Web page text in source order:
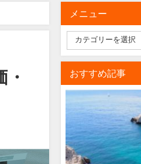
メニュー
おすすめ記事